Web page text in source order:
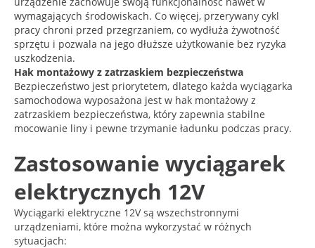
wymagających środowiskach. Co więcej, przerywany cykl
pracy chroni przed przegrzaniem, co wydłuża żywotność
sprzętu i pozwala na jego dłuższe użytkowanie bez ryzyka
uszkodzenia.
Hak montażowy z zatrzaskiem bezpieczeństwa
Bezpieczeństwo jest priorytetem, dlatego każda wyciągarka
samochodowa wyposażona jest w hak montażowy z
zatrzaskiem bezpieczeństwa, który zapewnia stabilne
mocowanie liny i pewne trzymanie ładunku podczas pracy.
Zastosowanie wyciągarek
elektrycznych 12V
Wyciągarki elektryczne 12V są wszechstronnymi
urządzeniami, które można wykorzystać w różnych
sytuacjach: